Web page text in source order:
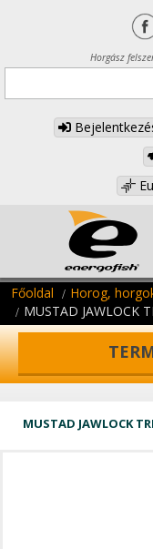
Horgász
Főoldal Horog,
MUSTAD JAWLOCK
MUSTAD JAWLOCK